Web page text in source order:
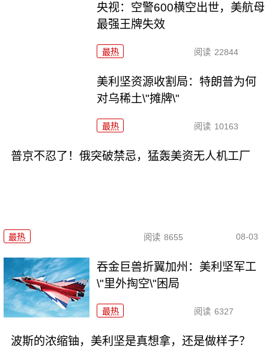
央视：空警600横空出世，美航母
最强王牌失效
最热 阅读 22844
美利坚资源收割局：特朗普为何
对乌稀土\"摊牌\"
最热 阅读 10163
普京不忍了！俄突破禁忌，猛轰美资无人机工厂
最热 阅读 8655 08-03
吞金巨兽折翼加州：美利坚军工
\"里外掏空\"困局
最热 阅读 6327
波斯的浓缩铀，美利坚是真想拿，还是做样子？